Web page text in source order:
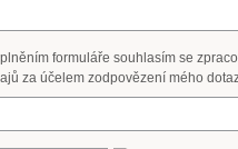
formuláře souhlasím se
za účelem zodpovězení mého